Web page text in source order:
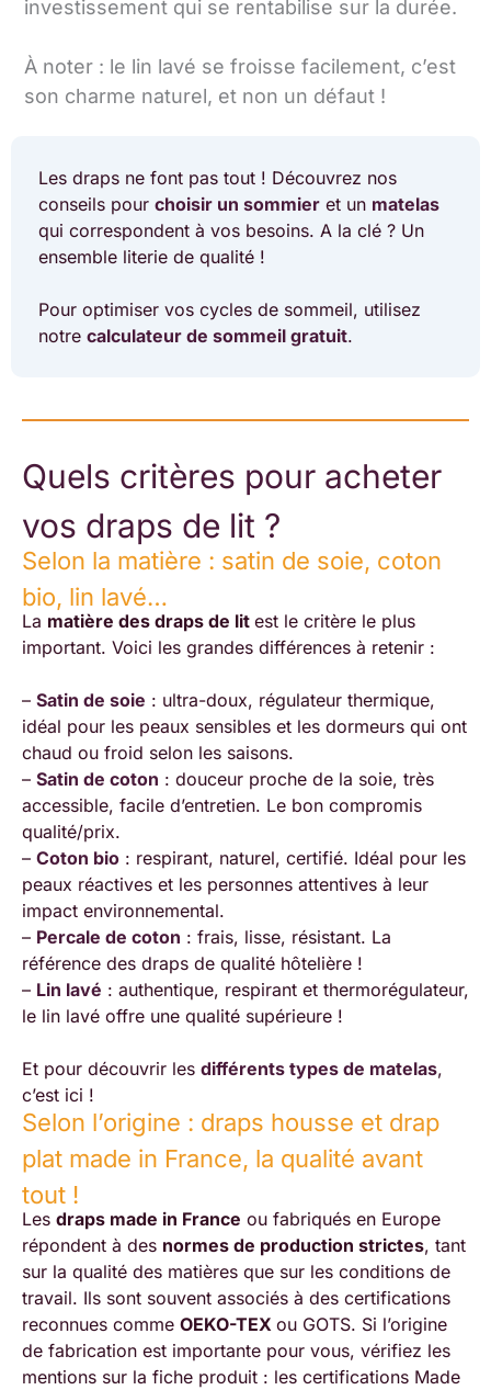
investissement qui se rentabilise sur la durée.
À noter : le lin lavé se froisse facilement, c’est
son charme naturel, et non un défaut !
Les draps ne font pas tout ! Découvrez nos
conseils pour choisir un sommier et un matelas
qui correspondent à vos besoins. A la clé ? Un
ensemble literie de qualité !
Pour optimiser vos cycles de sommeil, utilisez
notre calculateur de sommeil gratuit.
Quels critères pour acheter
vos draps de lit ?
Selon la matière : satin de soie, coton
bio, lin lavé…
La matière des draps de lit est le critère le plus
important. Voici les grandes différences à retenir :
– Satin de soie : ultra-doux, régulateur thermique,
idéal pour les peaux sensibles et les dormeurs qui ont
chaud ou froid selon les saisons.
– Satin de coton : douceur proche de la soie, très
accessible, facile d’entretien. Le bon compromis
qualité/prix.
– Coton bio : respirant, naturel, certifié. Idéal pour les
peaux réactives et les personnes attentives à leur
impact environnemental.
– Percale de coton : frais, lisse, résistant. La
référence des draps de qualité hôtelière !
– Lin lavé : authentique, respirant et thermorégulateur,
le lin lavé offre une qualité supérieure !
Et pour découvrir les différents types de matelas,
c’est ici !
Selon l’origine : draps housse et drap
plat made in France, la qualité avant
tout !
Les draps made in France ou fabriqués en Europe
répondent à des normes de production strictes, tant
sur la qualité des matières que sur les conditions de
travail. Ils sont souvent associés à des certifications
reconnues comme OEKO-TEX ou GOTS. Si l’origine
de fabrication est importante pour vous, vérifiez les
mentions sur la fiche produit : les certifications Made